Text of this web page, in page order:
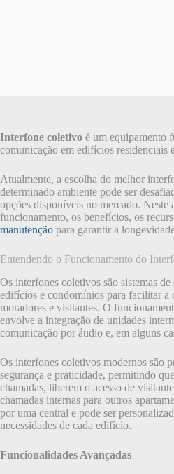
Interfone coletivo é um equipamento
comunicação em edifícios residenciais
Atualmente, a escolha do melhor
determinado ambiente pode ser
opções disponíveis no mercado. Neste
funcionamento, os benefícios, os
manutenção para garantir a
Entendendo o Funcionamento do
Os interfones coletivos são sistemas
edifícios e condomínios para facilitar a
moradores e visitantes. O
envolve a integração de unidades
comunicação por áudio e, em alguns
Os interfones coletivos modernos são
segurança e praticidade, permitindo
chamadas, liberem o acesso de
chamadas internas para outros
por uma central e pode ser
necessidades de cada edifício.
Funcionalidades Avançadas